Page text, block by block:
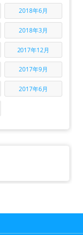
2018年6月
2018年3月
2017年12月
2017年9月
2017年6月